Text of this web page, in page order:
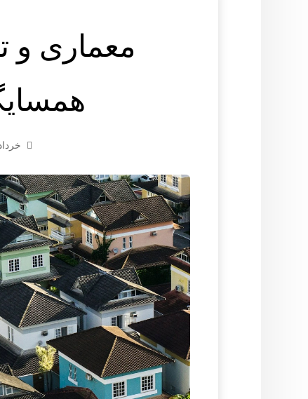
معماری و
خرداد ۱۳,